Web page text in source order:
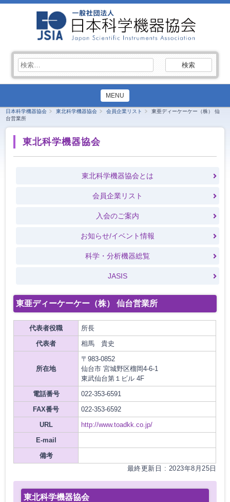
索:
MENU
日本科学機器協会 東北科学機器協会 会員企業リスト
東亜ディーケーケー（株） 仙
台営業所
東北科学機器協会
東北科学機器協会とは
会員企業リスト
入会のご案内
お知らせ/イベント情報
科学・分析機器総覧
JASIS
東亜ディーケーケー（株） 仙台営業所
代表者役職
所長
代表者
相馬 貴史
所在地
〒983-0852
仙台市 宮城野区榴岡4-6-1
東武仙台第１ビル 4F
電話番号
022-353-6591
FAX番号
022-353-6592
URL
http://www.toadkk.co.jp/
E-mail
備考
最終更新日 : 2023年8月25日
東北科学機器協会